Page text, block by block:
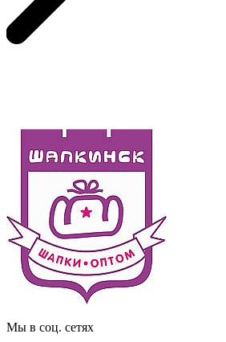
Мы в соц. сетях